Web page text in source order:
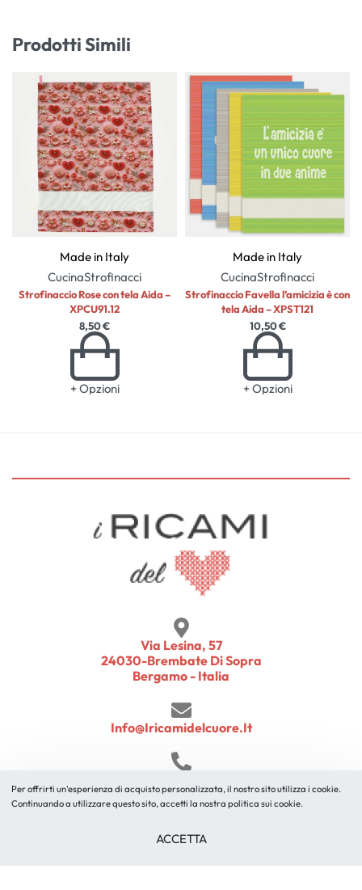
Prodotti Simili
Made in Italy
CucinaStrofinacci
Strofinaccio Rose con tela Aida –
XPCU91.12
8,50€
+ Opzioni
Made in Italy
CucinaStrofinacci
Strofinaccio Favella l’amicizia è con
tela Aida – XPST121
10,50€
+ Opzioni
Via Lesina, 57
24030-Brembate Di Sopra
Bergamo - Italia
Info@iricamidelcuore.it
© I Ricami del Cuore 2010 – 2026 un marchio di B.M. Ricami
Per offrirti un'esperienza di acquisto personalizzata, il nostro sito utilizza i cookie.
Continuando a utilizzare questo sito, accetti la nostra politica sui cookie.
ACCETTA